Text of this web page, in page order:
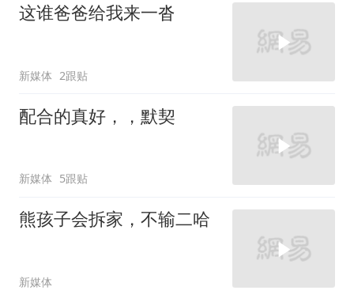
这谁爸爸给我来一沓
新媒体 2跟贴
配合的真好，，默契
新媒体 5跟贴
熊孩子会拆家，不输二哈
新媒体